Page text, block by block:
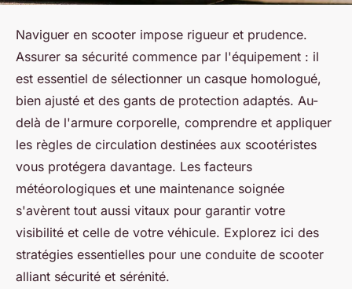
Naviguer en scooter impose rigueur et prudence.
Assurer sa sécurité commence par l'équipement : il
est essentiel de sélectionner un casque homologué,
bien ajusté et des gants de protection adaptés. Au-
delà de l'armure corporelle, comprendre et appliquer
les règles de circulation destinées aux scootéristes
vous protégera davantage. Les facteurs
météorologiques et une maintenance soignée
s'avèrent tout aussi vitaux pour garantir votre
visibilité et celle de votre véhicule. Explorez ici des
stratégies essentielles pour une conduite de scooter
alliant sécurité et sérénité.